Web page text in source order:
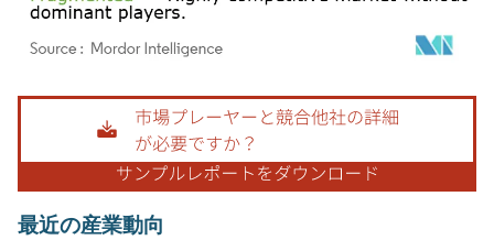
画像 © Mordor Intelligence。再利用にはCC BY 4.0の表示が必要です。
最近の産業動向